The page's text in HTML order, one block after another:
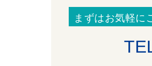
まずはお気軽に